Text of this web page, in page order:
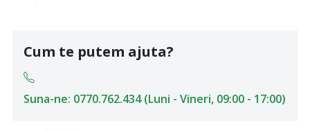
Cum te putem ajuta?
Suna-ne: 0770.762.434 (Luni - Vineri, 09:00 - 17:00)